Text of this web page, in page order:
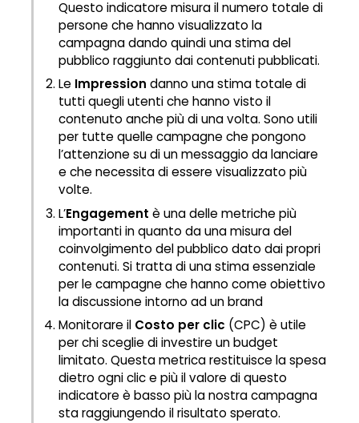
Questo indicatore misura il numero totale di
persone che hanno visualizzato la
campagna dando quindi una stima del
pubblico raggiunto dai contenuti pubblicati.
Le Impression danno una stima totale di
tutti quegli utenti che hanno visto il
contenuto anche più di una volta. Sono utili
per tutte quelle campagne che pongono
l’attenzione su di un messaggio da lanciare
e che necessita di essere visualizzato più
volte.
L’Engagement è una delle metriche più
importanti in quanto da una misura del
coinvolgimento del pubblico dato dai propri
contenuti. Si tratta di una stima essenziale
per le campagne che hanno come obiettivo
la discussione intorno ad un brand
Monitorare il Costo per clic (CPC) è utile
per chi sceglie di investire un budget
limitato. Questa metrica restituisce la spesa
dietro ogni clic e più il valore di questo
indicatore è basso più la nostra campagna
sta raggiungendo il risultato sperato.